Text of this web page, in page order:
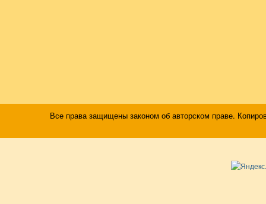
Все права защищены законом об авторском праве.